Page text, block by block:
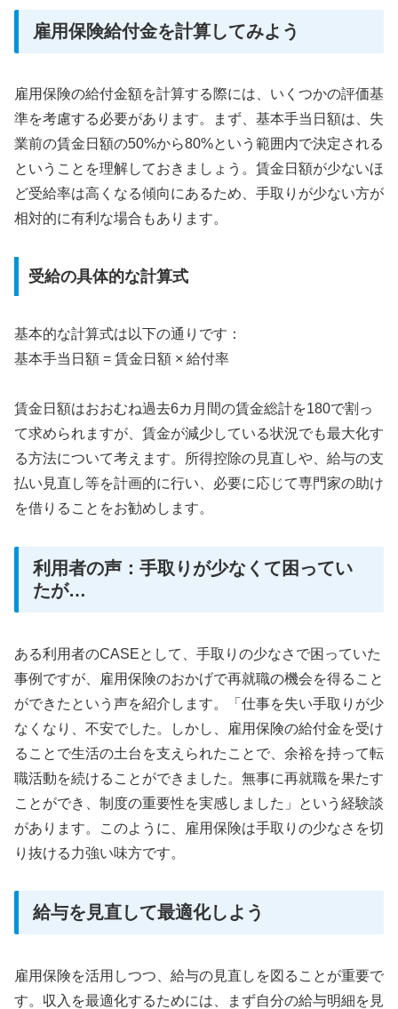
雇用保険給付金を計算してみよう
雇用保険の給付金額を計算する際には、いくつかの評価基
準を考慮する必要があります。まず、基本手当日額は、失
業前の賃金日額の50%から80%という範囲内で決定される
ということを理解しておきましょう。賃金日額が少ないほ
ど受給率は高くなる傾向にあるため、手取りが少ない方が
相対的に有利な場合もあります。
受給の具体的な計算式
基本的な計算式は以下の通りです：
基本手当日額 = 賃金日額 × 給付率
賃金日額はおおむね過去6カ月間の賃金総計を180で割っ
て求められますが、賃金が減少している状況でも最大化す
る方法について考えます。所得控除の見直しや、給与の支
払い見直し等を計画的に行い、必要に応じて専門家の助け
を借りることをお勧めします。
利用者の声：手取りが少なくて困ってい
たが…
ある利用者のCASEとして、手取りの少なさで困っていた
事例ですが、雇用保険のおかげで再就職の機会を得ること
ができたという声を紹介します。「仕事を失い手取りが少
なくなり、不安でした。しかし、雇用保険の給付金を受け
ることで生活の土台を支えられたことで、余裕を持って転
職活動を続けることができました。無事に再就職を果たす
ことができ、制度の重要性を実感しました」という経験談
があります。このように、雇用保険は手取りの少なさを切
り抜ける力強い味方です。
給与を見直して最適化しよう
雇用保険を活用しつつ、給与の見直しを図ることが重要で
す。収入を最適化するためには、まず自分の給与明細を見